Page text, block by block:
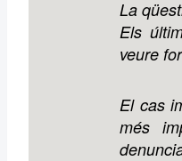
La
Els
veure
El cas
més